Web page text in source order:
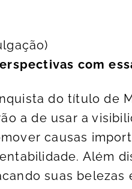
com
do título de
a de usar a
causas
Além
suas belezas